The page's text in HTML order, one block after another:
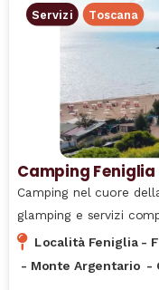
Servizi Toscana
Camping Feniglia
Camping nel cuore
glamping e servizi
Località Feniglia -
- Monte Argentario -